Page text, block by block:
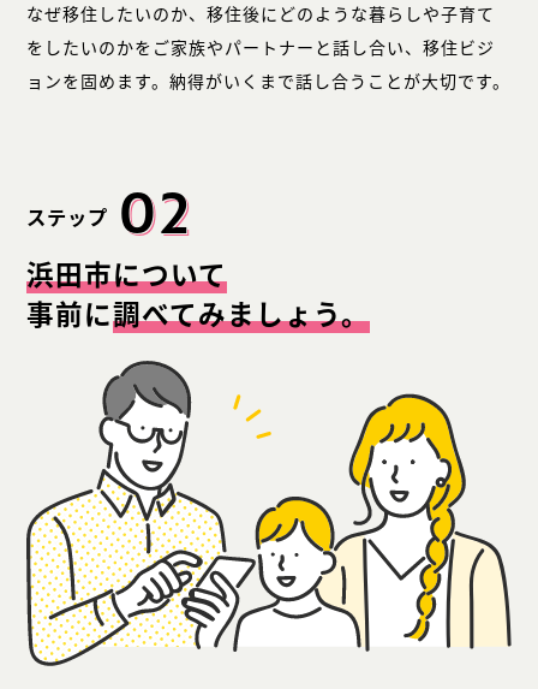
なぜ移住したいのか、移住後にどのような暮らしや子育て
をしたいのかをご家族やパートナーと話し合い、移住ビジ
ョンを固めます。納得がいくまで話し合うことが大切です。
ステップ 02
浜田市について
事前に調べてみましょう。